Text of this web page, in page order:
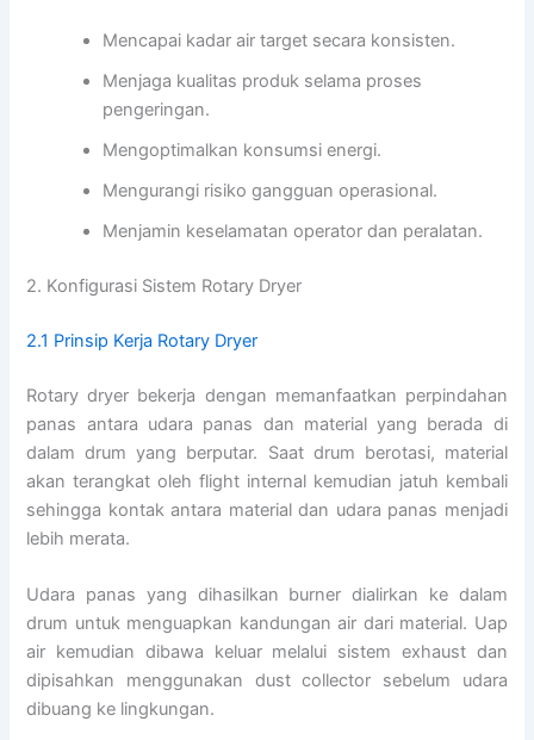
Mencapai kadar air target secara konsisten.
Menjaga kualitas produk selama proses
pengeringan.
Mengoptimalkan konsumsi energi.
Mengurangi risiko gangguan operasional.
Menjamin keselamatan operator dan peralatan.
2. Konfigurasi Sistem Rotary Dryer
2.1 Prinsip Kerja Rotary Dryer
Rotary dryer bekerja dengan memanfaatkan perpindahan
panas antara udara panas dan material yang berada di
dalam drum yang berputar. Saat drum berotasi, material
akan terangkat oleh flight internal kemudian jatuh kembali
sehingga kontak antara material dan udara panas menjadi
lebih merata.
Udara panas yang dihasilkan burner dialirkan ke dalam
drum untuk menguapkan kandungan air dari material. Uap
air kemudian dibawa keluar melalui sistem exhaust dan
dipisahkan menggunakan dust collector sebelum udara
dibuang ke lingkungan.